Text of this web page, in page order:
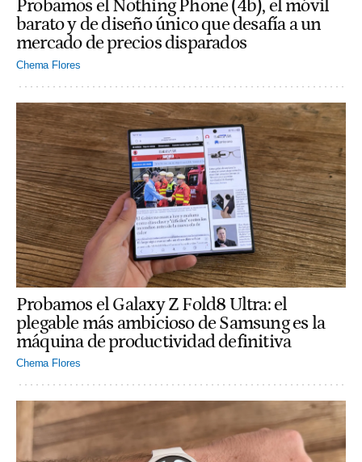
Probamos el Nothing Phone (4b), el móvil
barato y de diseño único que desafía a un
mercado de precios disparados
Chema Flores
Probamos el Galaxy Z Fold8 Ultra: el
plegable más ambicioso de Samsung es la
máquina de productividad definitiva
Chema Flores